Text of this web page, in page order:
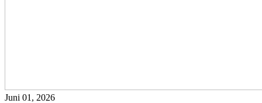
Juni 01, 2026